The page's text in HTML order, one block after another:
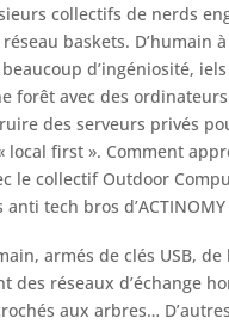
collectifs de nerds
baskets. D’humain
d’ingéniosité,
forêt avec des
des serveurs privés
local first ». Comment
le collectif Outdoor
tech bros
armés de clés USB,
des réseaux d’échange
aux arbres…